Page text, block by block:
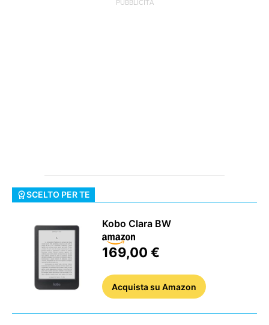
SCELTO PER TE
Kobo Clara BW
169,00 €
Acquistasu Amazon